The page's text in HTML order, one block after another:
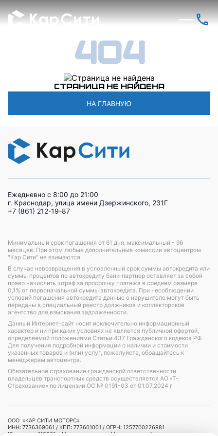
404
Страница не найдена
НА ГЛАВНУЮ
Ежедневно с 8:00 до 21:00
г. Краснодар, улица имени Дзержинского, 231Г
+7 (861) 212-19-87
Минимальный срок погашения от 61 дня, максимальный - 96
месяцев. При этом любые дополнительные комиссии автоцентром
"Кар Сити" не взимаются.
В случае невозвращения в условленный срок суммы автокредита или
суммы процентов по автокредиту банк-партнер оставляет за собой
право начислить штраф за просрочку платежа в среднем размере
0,1% от первоначальной суммы автокредита. При несоблюдении
условий погашения автокредита данные о нарушителе могут быть
переданы в специальный реестр должников и коллекторское
агентство для взыскания задолженности.
Данный Интернет-сайт носит исключительно информационный
характер и ни при каких условиях не является публичной офертой,
определяемой положениями Статьи 437 Гражданского кодекса РФ.
Для получения подробной информации о наличии и стоимости
указанных товаров и (или) услуг, пожалуйста, обращайтесь к
менеджерам автоцентра.
Обязательное страхование гражданской ответственности
владельцев транспортных средств осуществляется АО «Т-
Страхование» по лицензии ОС № 0191-03 от 01.07.2024 г
ООО «КАР СИТИ МОТОРС»
ИНН: 7736369061 / КПП: 773601001 / ОГРН: 1257700226981
Юр. адрес: 119261, г.Москва, вн. тер. г. Муниципальный округ